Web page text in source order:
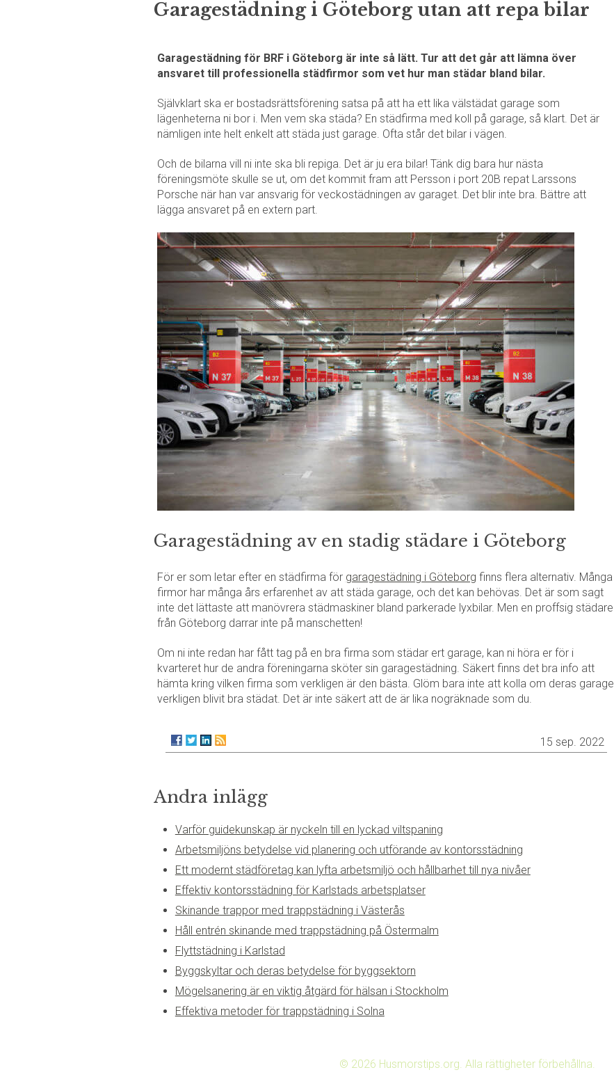
Garagestädning i Göteborg utan att repa bilar
Garagestädning för BRF i Göteborg är inte så lätt. Tur att det går att lämna över
ansvaret till professionella städfirmor som vet hur man städar bland bilar.
Självklart ska er bostadsrättsförening satsa på att ha ett lika välstädat garage som
lägenheterna ni bor i. Men vem ska städa? En städfirma med koll på garage, så klart. Det är
nämligen inte helt enkelt att städa just garage. Ofta står det bilar i vägen.
Och de bilarna vill ni inte ska bli repiga. Det är ju era bilar! Tänk dig bara hur nästa
föreningsmöte skulle se ut, om det kommit fram att Persson i port 20B repat Larssons
Porsche när han var ansvarig för veckostädningen av garaget. Det blir inte bra. Bättre att
lägga ansvaret på en extern part.
Garagestädning av en stadig städare i Göteborg
För er som letar efter en städfirma för garagestädning i Göteborg finns flera alternativ. Många
firmor har många års erfarenhet av att städa garage, och det kan behövas. Det är som sagt
inte det lättaste att manövrera städmaskiner bland parkerade lyxbilar. Men en proffsig städare
från Göteborg darrar inte på manschetten!
Om ni inte redan har fått tag på en bra firma som städar ert garage, kan ni höra er för i
kvarteret hur de andra föreningarna sköter sin garagestädning. Säkert finns det bra info att
hämta kring vilken firma som verkligen är den bästa. Glöm bara inte att kolla om deras garage
verkligen blivit bra städat. Det är inte säkert att de är lika nogräknade som du.
15 sep. 2022
Andra inlägg
Varför guidekunskap är nyckeln till en lyckad viltspaning
Arbetsmiljöns betydelse vid planering och utförande av kontorsstädning
Ett modernt städföretag kan lyfta arbetsmiljö och hållbarhet till nya nivåer
Effektiv kontorsstädning för Karlstads arbetsplatser
Skinande trappor med trappstädning i Västerås
Håll entrén skinande med trappstädning på Östermalm
Flyttstädning i Karlstad
Byggskyltar och deras betydelse för byggsektorn
Mögelsanering är en viktig åtgärd för hälsan i Stockholm
Effektiva metoder för trappstädning i Solna
© 2026 Husmorstips.org. Alla rättigheter förbehållna.